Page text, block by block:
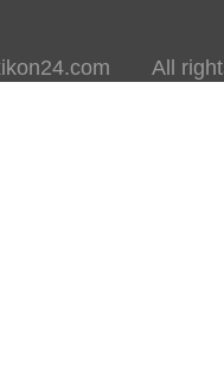
All